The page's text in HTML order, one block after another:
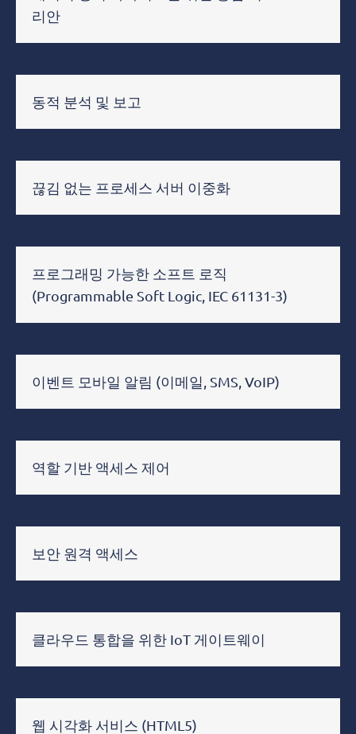
리안
동적 분석 및 보고
끊김 없는 프로세스 서버 이중화
프로그래밍 가능한 소프트 로직
(Programmable Soft Logic, IEC 61131-3)
이벤트 모바일 알림 (이메일, SMS, VoIP)
역할 기반 액세스 제어
보안 원격 액세스
클라우드 통합을 위한 IoT 게이트웨이
웹 시각화 서비스 (HTML5)